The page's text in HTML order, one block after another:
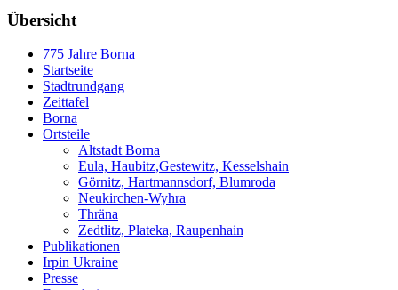
Übersicht
775 Jahre Borna
Startseite
Stadtrundgang
Zeittafel
Borna
Ortsteile
Altstadt Borna
Eula, Haubitz,Gestewitz, Kesselshain
Görnitz, Hartmannsdorf, Blumroda
Neukirchen-Wyhra
Thräna
Zedtlitz, Plateka, Raupenhain
Publikationen
Irpin Ukraine
Presse